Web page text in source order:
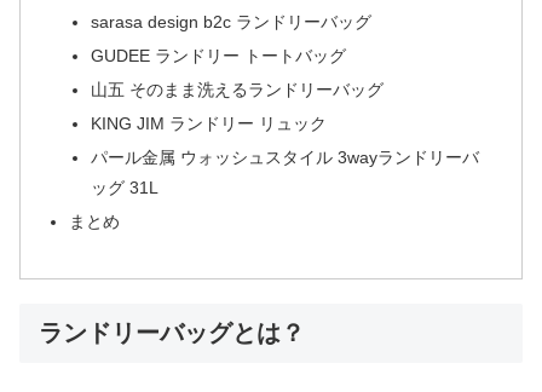
sarasa design b2c ランドリーバッグ
GUDEE ランドリー トートバッグ
山五 そのまま洗えるランドリーバッグ
KING JIM ランドリー リュック
パール金属 ウォッシュスタイル 3wayランドリーバ
ッグ 31L
まとめ
ランドリーバッグとは？